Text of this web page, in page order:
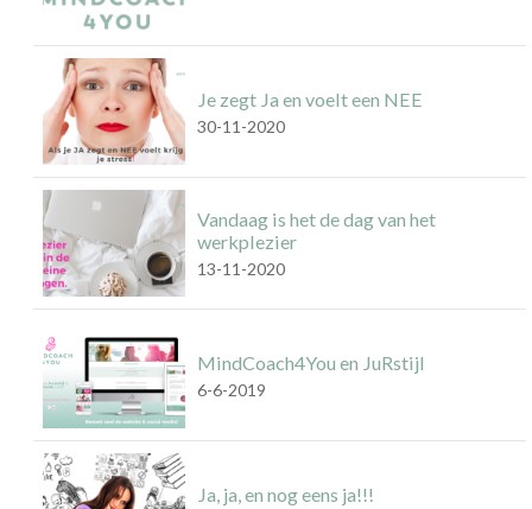
Je zegt Ja en voelt een NEE
30-11-2020
Vandaag is het de dag van het
werkplezier
13-11-2020
MindCoach4You en JuRstijl
6-6-2019
Ja, ja, en nog eens ja!!!